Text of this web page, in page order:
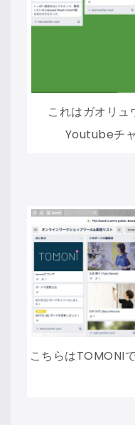
これはガオリュ
Youtubeチ
こちらはTOMONI